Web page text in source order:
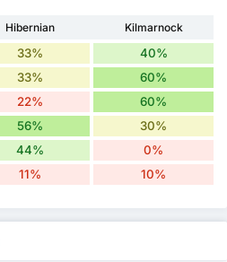
Hibernian
Kilmarnock
33% 40%
33% 60%
22% 60%
56% 30%
44% 0%
11% 10%